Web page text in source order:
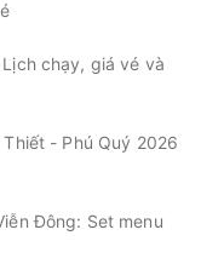
chạy, giá vé và
- Phú Quý 2026
Đông: Set menu